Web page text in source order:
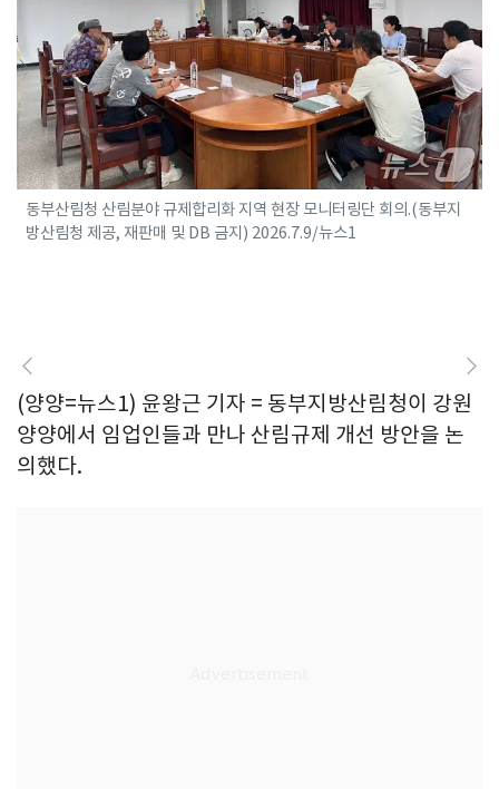
동부산림청 산림분야 규제합리화 지역 현장 모니터링단 회의.(동부지
방산림청 제공, 재판매 및 DB 금지) 2026.7.9/뉴스1
(양양=뉴스1) 윤왕근 기자 = 동부지방산림청이 강원
양양에서 임업인들과 만나 산림규제 개선 방안을 논
의했다.